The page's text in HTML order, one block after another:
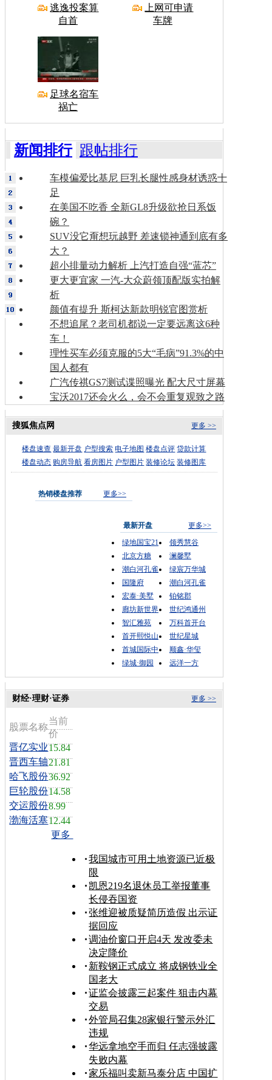
逃逸投案算
自首
上网可申请
车牌
足球名宿车
祸亡
新闻排行 跟帖排行
车模偏爱比基尼 巨乳长腿性感身材诱惑十
足
在美国不吃香 全新GL8升级欲抢日系饭
碗？
SUV没它甭想玩越野 差速锁神通到底有多
大？
超小排量动力解析 上汽打造自强“蓝芯”
更大更宜家 一汽-大众蔚领顶配版实拍解
析
颜值有提升 斯柯达新款明锐官图赏析
不想追尾？老司机都说一定要远离这6种
车！
理性买车必须克服的5大“毛病”91.3%的中
国人都有
广汽传祺GS7测试谍照曝光 配大尺寸屏幕
宝沃2017还会火么，会不会重复观致之路
更多 >>
搜狐焦点网
楼盘速查 最新开盘 户型搜索 电子地图 楼盘点评 贷款计算
楼盘动态 购房导航 看房图片 户型图片 装修论坛 装修图库
热销楼盘推荐 更多>>
最新开盘
更多>>
绿地国宝21
领秀慧谷
北京方糖
澜馨墅
潮白河孔雀
绿宸万华城
国隆府
潮白河孔雀
宏泰·美墅
铂铭郡
廊坊新世界
世纪鸿通州
智汇雅苑
万科首开台
首开熙悦山
世纪星城
首城国际中
顺鑫·华玺
绿城·御园
远洋一方
更多 >>
财经·理财·证券
股票名称
当前
价
晋亿实业15.84
晋西车轴21.81
哈飞股份36.92
巨轮股份14.58
交运股份8.99
渤海活塞12.44
更多
我国城市可用土地资源已近极
限
凯恩219名退休员工举报董事
长侵吞国资
张维迎被质疑简历造假 出示证
据回应
调油价窗口开启4天 发改委未
决定降价
新鞍钢正式成立 将成钢铁业全
国老大
证监会披露三起案件 狙击内幕
交易
外管局召集28家银行警示外汇
违规
华远拿地空手而归 任志强披露
失败内幕
家乐福叫卖新马泰分店 中国扩